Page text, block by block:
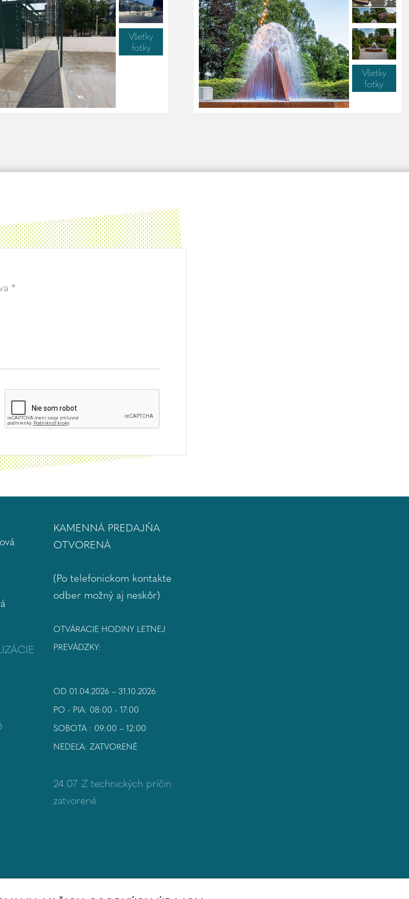
Všetky
fotky
Všetky
fotky
KAMENNÁ PREDAJŇA
OTVORENÁ
(Po telefonickom kontakte
odber možný aj neskôr)
OTVÁRACIE HODINY LETNEJ
PREVÁDZKY:
OD 01.04.2026 – 31.10.2026
PO - PIA: 08:00 - 17:00
SOBOTA : 09:00 – 12:00
NEDEĽA: ZATVORENÉ
24.07. Z technických príčin
zatvorené